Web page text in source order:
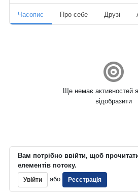
Часопис Про себе Друзі
Ще немає активностей
відобразити
Вам потрібно ввійти, щоб
елементів потоку.
Увійти або Реєстрація